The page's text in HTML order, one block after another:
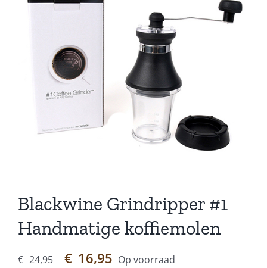
Blackwine Grindripper #1
Handmatige koffiemolen
€ 24,95
Oorspronkelijke
€ 16,95 Huidige
Op voorraad